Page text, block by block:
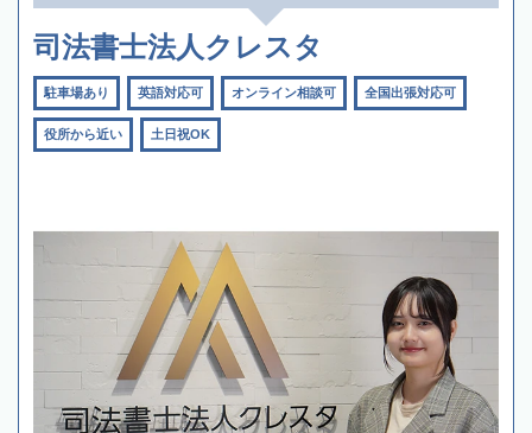
司法書士法人クレスタ
駐車場あり 英語対応可 オンライン相談可 全国出張対応可
役所から近い 土日祝OK